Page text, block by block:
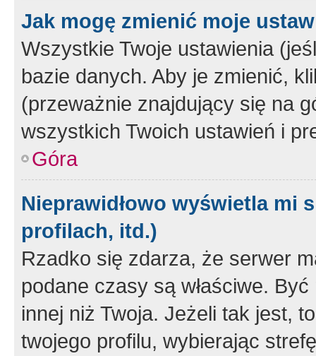
Jak mogę zmienić moje
Wszystkie Twoje ustawienia
bazie danych. Aby je zmienić,
(przeważnie znajdujący się na
wszystkich Twoich ustawień i
Góra
Nieprawidłowo wyświetla mi
profilach, itd.)
Rzadko się zdarza, że serwer
podane czasy są właściwe.
innej niż Twoja. Jeżeli tak jest,
twojego profilu, wybierając